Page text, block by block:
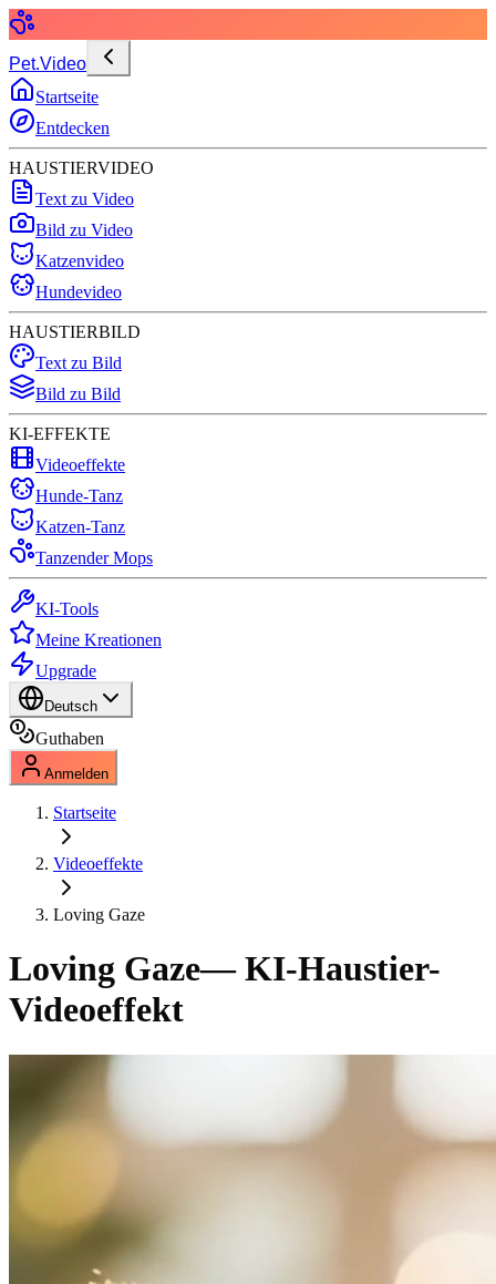
Pet.Video
Startseite
Entdecken
HAUSTIERVIDEO
Text zu Video
Bild zu Video
Katzenvideo
Hundevideo
HAUSTIERBILD
Text zu Bild
Bild zu Bild
KI-EFFEKTE
Videoeffekte
Hunde-Tanz
Katzen-Tanz
Tanzender Mops
KI-Tools
Meine Kreationen
Upgrade
Deutsch
Guthaben
Anmelden
Startseite
Videoeffekte
Loving Gaze
Loving Gaze— KI-Haustier-
Videoeffekt